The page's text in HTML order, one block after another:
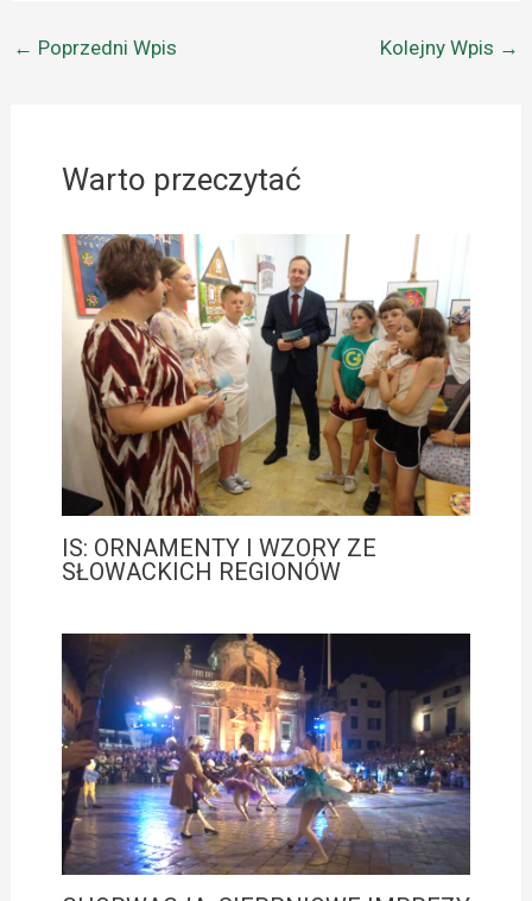
← Poprzedni Wpis Kolejny Wpis →
Warto przeczytać
IS: ORNAMENTY I WZORY ZE
SŁOWACKICH REGIONÓW